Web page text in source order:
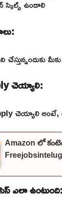
స్కిల్స్ ఉండాలి
చెయ్యాలి:
చెయ్యాలి అంటే, ఆ
Amazon లో
ఎలా ఉంటుంది: